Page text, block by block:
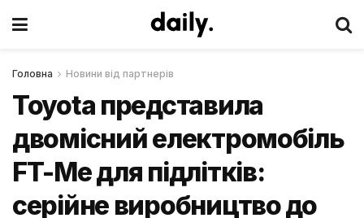
Головна Новини від партнерів
Toyota представила
двомісний електромобіль
FT-Me для підлітків:
серійне виробництво до